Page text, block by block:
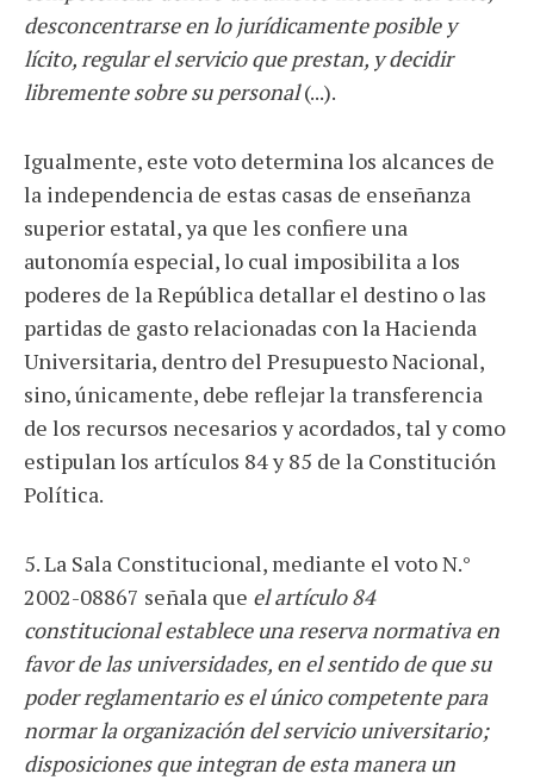
desconcentrarse en lo jurídicamente posible y
lícito, regular el servicio que prestan, y decidir
libremente sobre su personal(...).
Igualmente, este voto determina los alcances de
la independencia de estas casas de enseñanza
superior estatal, ya que les confiere una
autonomía especial, lo cual imposibilita a los
poderes de la República detallar el destino o las
partidas de gasto relacionadas con la Hacienda
Universitaria, dentro del Presupuesto Nacional,
sino, únicamente, debe reflejar la transferencia
de los recursos necesarios y acordados, tal y como
estipulan los artículos 84 y 85 de la Constitución
Política.
5. La Sala Constitucional, mediante el voto N.°
2002-08867 señala que el artículo 84
constitucional establece una reserva normativa en
favor de las universidades, en el sentido de que su
poder reglamentario es el único competente para
normar la organización del servicio universitario;
disposiciones que integran de esta manera un